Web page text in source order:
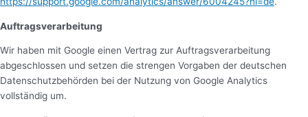
Auftragsverarbeitung
Wir haben mit Google einen Vertrag zur Auftragsverarbeitung
abgeschlossen und setzen die strengen Vorgaben der deutschen
Datenschutzbehörden bei der Nutzung von Google Analytics
vollständig um.